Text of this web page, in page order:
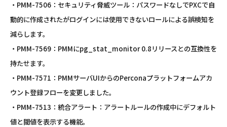
・PMM-7506：セキュリティ脅威ツール：パスワードなしでPXCで自
動的に作成されたがログインには使用できないロールによる誤検知を
減らします。
・PMM-7569：PMMにpg_stat_monitor 0.8リリースとの互換性を
持たせます。
・PMM-7571：PMMサーバUIからのPerconaプラットフォームアカ
ウント登録フローを変更しました。
・PMM-7513：統合アラート：アラートルールの作成中にデフォルト
値と閾値を表示する機能。